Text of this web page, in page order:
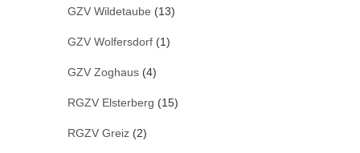
GZV Wildetaube (13)
GZV Wolfersdorf (1)
GZV Zoghaus (4)
RGZV Elsterberg (15)
RGZV Greiz (2)